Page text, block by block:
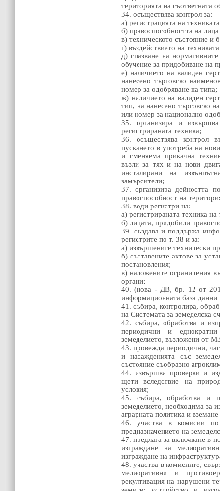
територията на съответната
34. осъществява контрол за:
а) регистрацията на
б) правоспособността на
в) техническото състояние и
г) въздействието на
д) спазване на
обучение за придобиване на
е) наличието на валиден
нанесено търговско
номер за одобряване на типа;
ж) наличието на валиден
тип, на нанесено търговско
или номер за национално
35. организира и
регистрираната техника;
36. осъществява контрол
пускането в употреба на
и сменяема прикачна
възли за тях и на нови
инсталирани на
замърсители;
37. организира дейността
правоспособност на
38. води регистри на:
a) регистрираната техника на
б) лицата, придобили
39. създава и поддържа
регистрите по т. 38 и за:
a) извършените технически
б) съставените актове за
постановления;
в) наложените ограничения
органи;
40. (нова - ДВ, бр. 12 от
информационната база
41. събира, контролира,
на Системата за земеделска
42. събира, обработва и
периодични и
земеделието, възложени от
43. провежда периодични,
и насажденията със
състояние съобразно
44. извършва проверки и
щети вследствие на
условия;
45. събира, обработва и
земеделието, необходима за
аграрната политика и
46. участва в комисии
предназначението на
47. предлага за включване в
изграждане на
изграждане на
48. участва в комисиите,
мелиоративни и
рекултивация на нарушени